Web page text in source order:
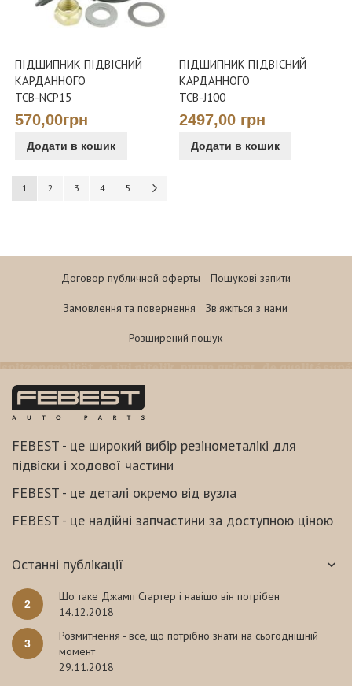
ПІДШИПНИК ПІДВІСНИЙ
КАРДАННОГО
TCB-NCP15
570,00грн
Додати в кошик
ПІДШИПНИК ПІДВІСНИЙ
КАРДАННОГО
TCB-J100
2497,00 грн
Додати в кошик
Сторінка
You're currently reading page
1 Сторінка
2 Сторінка
3 Сторінка
4 Сторінка
5
Договор публичной оферты Пошукові запити
Замовлення та повернення Зв'яжіться з нами
Розширений пошук
FEBEST - це широкий вибір резінометалікі для
підвіски і ходової частини
FEBEST - це деталі окремо від вузла
FEBEST - це надійні запчастини за доступною ціною
Останні публікації
2
Що таке Джамп Стартер і навіщо він потрібен
14.12.2018
3
Розмитнення - все, що потрібно знати на сьогоднішній
момент
29.11.2018